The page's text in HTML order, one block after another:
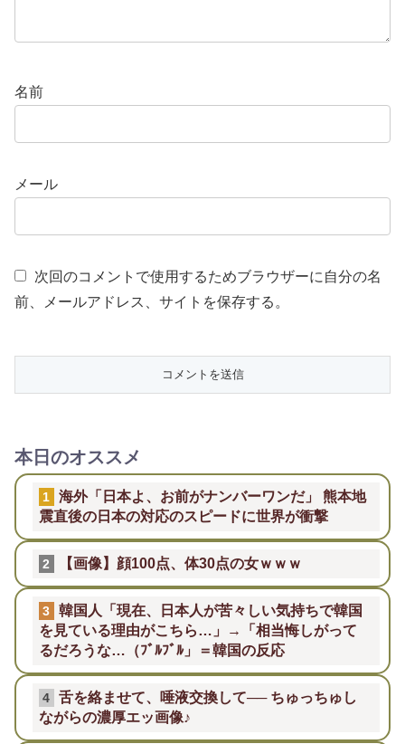
名前
メール
次回のコメントで使用するためブラウザーに自分の名
前、メールアドレス、サイトを保存する。
本日のオススメ
1
海外「日本よ、お前がナンバーワンだ」 熊本地
震直後の日本の対応のスピードに世界が衝撃
2 【画像】顔100点、体30点の女ｗｗｗ
3
韓国人「現在、日本人が苦々しい気持ちで韓国
を見ている理由がこちら…」→「相当悔しがって
るだろうな…（ﾌﾞﾙﾌﾞﾙ」＝韓国の反応
4
舌を絡ませて、唾液交換して── ちゅっちゅし
ながらの濃厚エッ画像♪